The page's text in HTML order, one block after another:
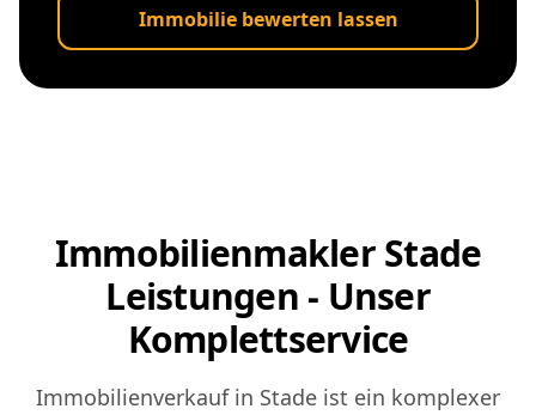
Immobilie bewerten lassen
Immobilienmakler Stade
Leistungen - Unser
Komplettservice
Immobilienverkauf in Stade ist ein komplexer